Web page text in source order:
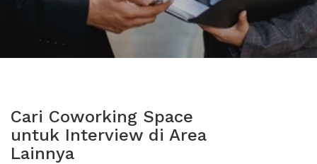
Cari Coworking Space
untuk Interview di Area
Lainnya